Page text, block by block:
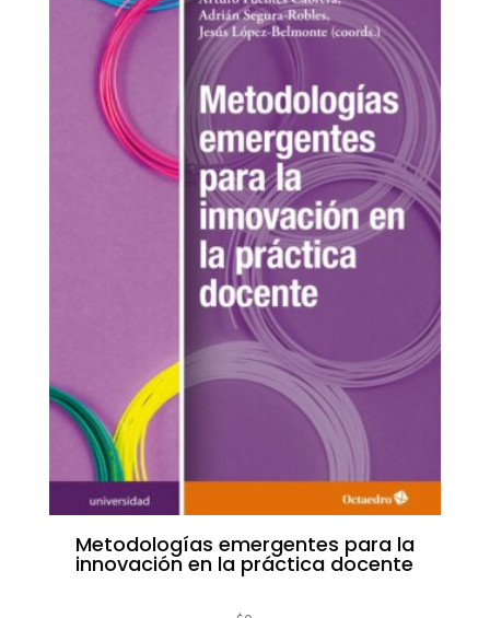
Metodologías emergentes para la
innovación en la práctica docente